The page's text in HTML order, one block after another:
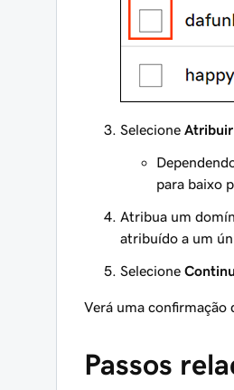
Selecione
para baixo
Atribua um
atribuído a um
Selecione
Verá uma confirmação
Passos